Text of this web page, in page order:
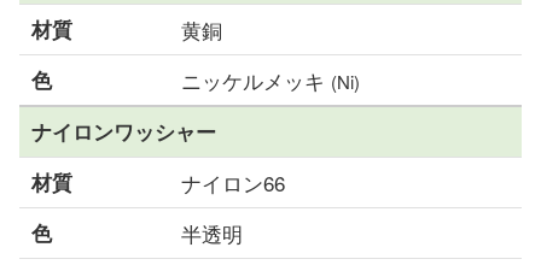
材質
黄銅
色 ニッケルメッキ (Ni)
ナイロンワッシャー
材質
ナイロン66
色 半透明